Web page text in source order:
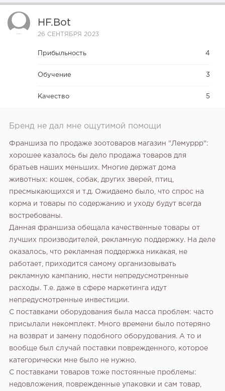
HF.bot
26 СЕНТЯБРЯ 2023
Прибыльность 4
Обучение 3
Качество 5
Бренд не дал мне ощутимой помощи
Франшиза по продаже зоотоваров магазин "Лемуррр":
хорошее казалось бы дело продажа товаров для
братьев наших меньших. Многие держат дома
животных: кошек, собак, других зверей, птиц,
пресмыкающихся и т.д. Ожидаемо было, что спрос на
корма и товары по содержанию и уходу будут всегда
востребованы.
Данная франшиза обещала качественные товары от
лучших производителей, рекламную поддержку. На деле
оказалось, что рекламная поддержка никакая, не
работает, приходится самому организовывать
рекламную кампанию, нести непредусмотренные
расходы. Т.е. даже в сфере маркетинга идут
непредусмотренные инвестиции.
С поставками оборудования была масса проблем: часто
присылали некомплект. Много времени было потеряно
на возврат и замену подобного оборудования. А то и
вообще был случай поставки поврежденного, которое
категорически мне было не нужно.
С поставками товаров тоже постоянные проблемы:
недовложения, поврежденные упаковки и сам товар,